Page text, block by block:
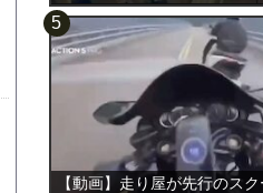
【動画】走り屋が先行のス